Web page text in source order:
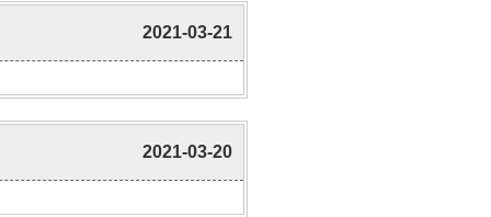
2021-03-21
2021-03-20